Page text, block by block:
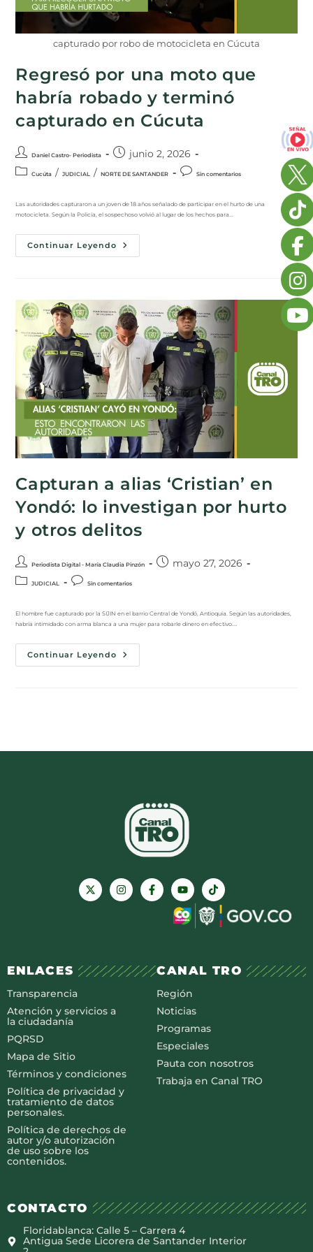
capturado por robo de motocicleta en Cúcuta
Regresó por una moto que
habría robado y terminó
capturado en Cúcuta
Daniel Castro- Periodista junio 2, 2026
Cucúta / JUDICIAL / NORTE DE SANTANDER Sin comentarios
Las autoridades capturaron a un joven de 18 años señalado de participar en el hurto de una
motocicleta. Según la Policía, el sospechoso volvió al lugar de los hechos para…
Continuar Leyendo
Capturan a alias ‘Cristian’ en
Yondó: lo investigan por hurto
y otros delitos
Periodista Digital - María Claudia Pinzón mayo 27, 2026
JUDICIAL Sin comentarios
El hombre fue capturado por la SIJIN en el barrio Central de Yondó, Antioquia. Según las autoridades,
habría intimidado con arma blanca a una mujer para robarle dinero en efectivo.…
Continuar Leyendo
ENLACES
Transparencia
Atención y servicios a
la ciudadanía
PQRSD
Mapa de Sitio
Términos y condiciones
Política de privacidad y
tratamiento de datos
personales.
Política de derechos de
autor y/o autorización
de uso sobre los
contenidos.
CANAL TRO
Región
Noticias
Programas
Especiales
Pauta con nosotros
Trabaja en Canal TRO
CONTACTO
Floridablanca: Calle 5 – Carrera 4
Antigua Sede Licorera de Santander Interior